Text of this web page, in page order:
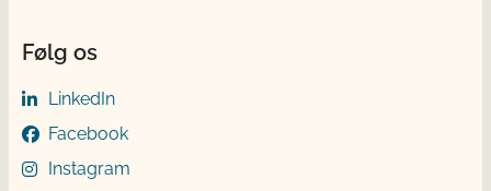
Følg os
LinkedIn
Facebook
Instagram